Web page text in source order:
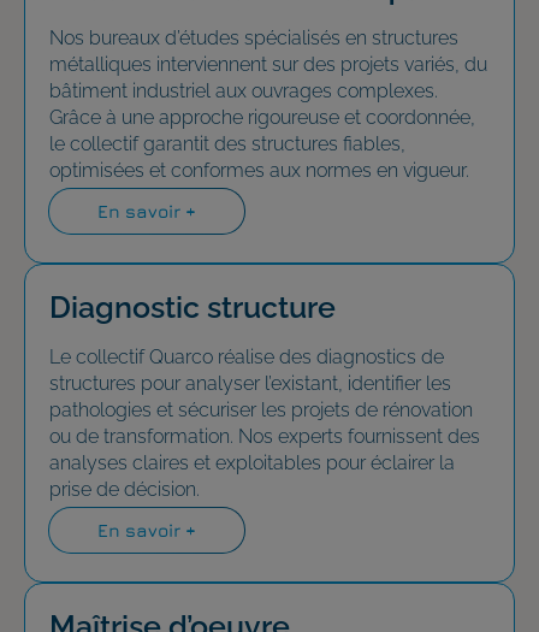
Nos bureaux d’études spécialisés en structures
métalliques interviennent sur des projets variés, du
bâtiment industriel aux ouvrages complexes.
Grâce à une approche rigoureuse et coordonnée,
le collectif garantit des structures fiables,
optimisées et conformes aux normes en vigueur.
En savoir +
Diagnostic structure
Le collectif Quarco réalise des diagnostics de
structures pour analyser l’existant, identifier les
pathologies et sécuriser les projets de rénovation
ou de transformation. Nos experts fournissent des
analyses claires et exploitables pour éclairer la
prise de décision.
En savoir +